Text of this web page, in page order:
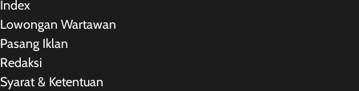
Index
Lowongan Wartawan
Pasang Iklan
Redaksi
Syarat & Ketentuan